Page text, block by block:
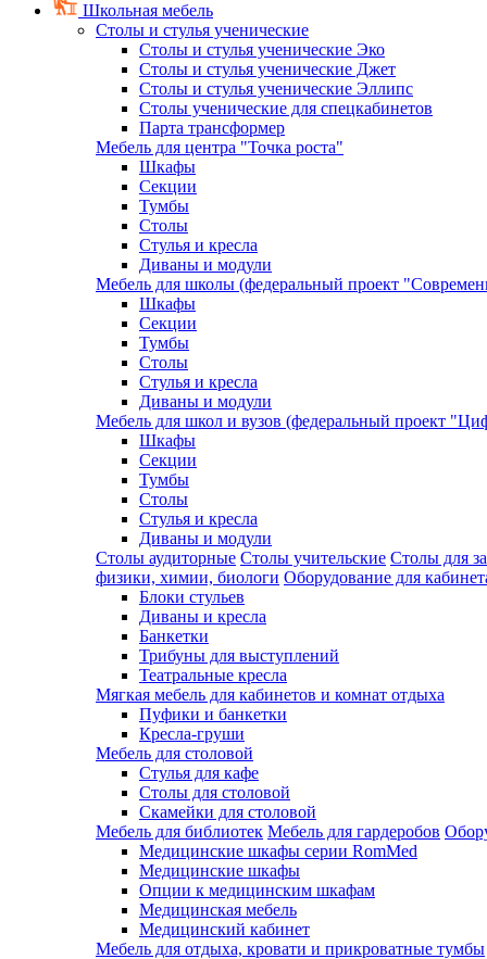
Школьная мебель
Столы и стулья ученические
Столы и стулья ученические Эко
Столы и стулья ученические Джет
Столы и стулья ученические Эллипс
Столы ученические для спецкабинетов
Парта трансформер
Мебель для центра "Точка роста"
Шкафы
Секции
Тумбы
Столы
Стулья и кресла
Диваны и модули
Мебель для школы (федеральный проект
Шкафы
Секции
Тумбы
Столы
Стулья и кресла
Диваны и модули
Мебель для школ и вузов (федеральный проект
Шкафы
Секции
Тумбы
Столы
Стулья и кресла
Диваны и модули
Столы аудиторные Столы учительские Столы для
физики, химии, биологи Оборудование для
Блоки стульев
Диваны и кресла
Банкетки
Трибуны для выступлений
Театральные кресла
Мягкая мебель для кабинетов и комнат отдыха
Пуфики и банкетки
Кресла-груши
Мебель для столовой
Cтулья для кафе
Cтолы для столовой
Скамейки для столовой
Мебель для библиотек Мебель для гардеробов
Медицинские шкафы серии RomMed
Медицинские шкафы
Опции к медицинским шкафам
Медицинская мебель
Медицинский кабинет
Мебель для отдыха, кровати и прикроватные тумбы